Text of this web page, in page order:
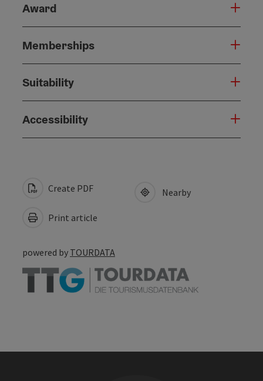
Award
Memberships
Suitability
Accessibility
Create PDF
Print article
Nearby
powered by TOURDATA